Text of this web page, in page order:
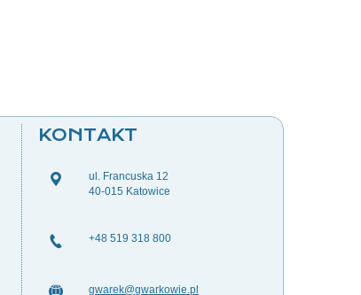
KONTAKT
ul. Francuska 12
40-015 Katowice
+48 519 318 800
gwarek@gwarkowie.pl